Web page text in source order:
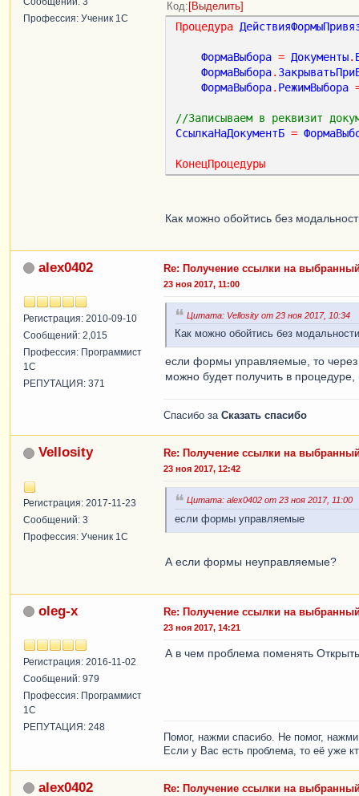
Профессия: Ученик 1С
Код Выделить
Процедура
ФормаВыбора = Документы.
ФормаВыбора.
ФормаВыбора. РежимВыбора
//Записываем в реквизит
СсылкаНаДокументБ =
КонецПроцедуры
Как можно обойтись без
alex0402
Регистрация: 2010-09-10
Сообщений: 2,015
Профессия: Программист
1С
РЕПУТАЦИЯ: 371
Re: Получение ссылки на
23 ноя 2017, 11:00
Цитата: Vellosity от 23 ноя 2017, 10:34
Как можно обойтись без
если формы управляемые, то
можно будет получить в
Спасибо за Сказать спасибо
Vellosity
Регистрация: 2017-11-23
Сообщений: 3
Профессия: Ученик 1С
Re: Получение ссылки на
23 ноя 2017, 12:42
Цитата: alex0402 от 23 ноя 2017, 11:00
если формы управляемые
А если формы неуправляемые?
oleg-x
Регистрация: 2016-11-02
Сообщений: 979
Профессия: Программист
1С
РЕПУТАЦИЯ: 248
Re: Получение ссылки на
23 ноя 2017, 14:21
А в чем проблема поменять
Помог, нажми спасибо. Не помог,
Если у Вас есть проблема, то её уже
alex0402 Re: Получение ссылки на